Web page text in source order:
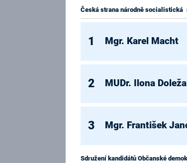
Česká strana národně socialistická
1 Mgr. Karel Macht
2 MUDr. Ilona
3 Mgr. František
Sdružení kandidátů Občanské